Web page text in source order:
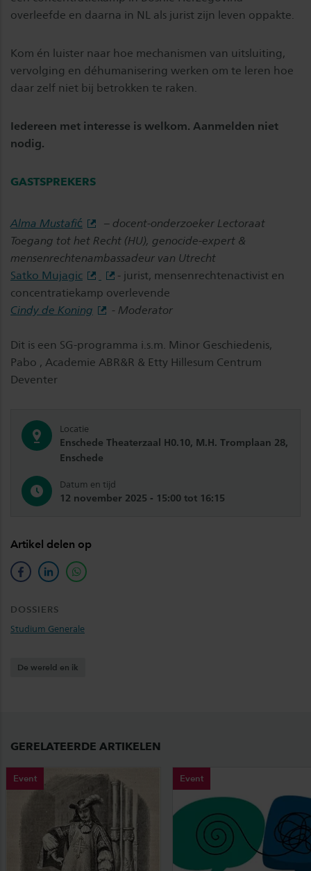
overleefde en daarna in NL als jurist zijn leven oppakte.
Kom én luister naar hoe mechanismen van uitsluiting,
vervolging en déhumanisering werken om te leren hoe
daar zelf niet bij betrokken te raken.
Iedereen met interesse is welkom. Aanmelden niet
nodig.
GASTSPREKERS
Alma Mustafić
– docent-onderzoeker Lectoraat
Toegang tot het Recht (HU), genocide-expert &
mensenrechtenambassadeur van Utrecht
Satko Mujagic
- jurist, mensenrechtenactivist en
concentratiekamp overlevende
Cindy de Koning
- Moderator
Dit is een SG-programma i.s.m. Minor Geschiedenis,
Pabo , Academie ABR&R & Etty Hillesum Centrum
Deventer
Locatie
Enschede Theaterzaal H0.10, M.H. Tromplaan 28,
Enschede
Datum en tijd
12 november 2025 - 15:00 tot 16:15
Artikel delen op
facebooklinkedinwhatsapp
DOSSIERS
Studium Generale
De wereld en ik
GERELATEERDE ARTIKELEN
Event Event